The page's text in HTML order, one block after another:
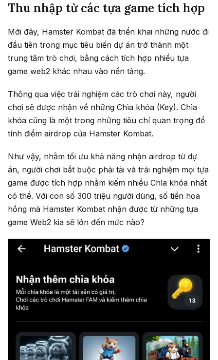
Thu nhập từ các tựa game tích hợp
Mới đây, Hamster Kombat đã triển khai những nước đi
đầu tiên trong mục tiêu biến dự án trở thành một
trung tâm trò chơi, bằng cách tích hợp nhiều tựa
game web2 khác nhau vào nền tảng.
Thông qua việc trải nghiệm các trò chơi này, người
chơi sẽ được nhận về những Chìa khóa (Key). Chìa
khóa cũng là một trong những tiêu chí quan trọng để
tính điểm airdrop của Hamster Kombat.
Như vậy, nhằm tối ưu khả năng nhận airdrop từ dự
án, người chơi bắt buộc phải tải và trải nghiệm mọi tựa
game được tích hợp nhằm kiếm nhiều Chìa khóa nhất
có thể. Với con số 300 triệu người dùng, số tiền hoa
hồng mà Hamster Kombat nhận được từ những tựa
game Web2 kia sẽ lớn đến mức nào?